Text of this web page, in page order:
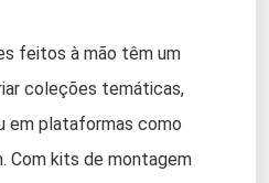
feitos à mão têm um
coleções temáticas,
em plataformas como
Com kits de montagem